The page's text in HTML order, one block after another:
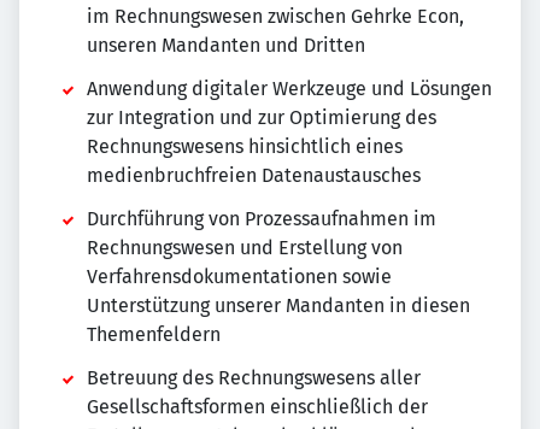
im Rechnungswesen zwischen Gehrke Econ,
unseren Mandanten und Dritten
Anwendung digitaler Werkzeuge und Lösungen
zur Integration und zur Optimierung des
Rechnungswesens hinsichtlich eines
medienbruchfreien Datenaustausches
Durchführung von Prozessaufnahmen im
Rechnungswesen und Erstellung von
Verfahrensdokumentationen sowie
Unterstützung unserer Mandanten in diesen
Themenfeldern
Betreuung des Rechnungswesens aller
Gesellschaftsformen einschließlich der